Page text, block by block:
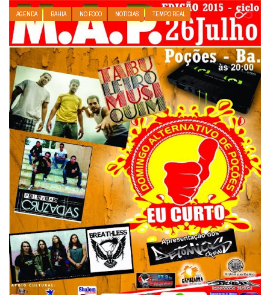
AGENDA BAHIA NO FOCO NOTÍCIAS TEMPO REAL